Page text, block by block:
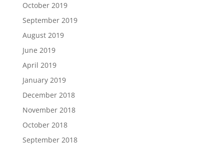
October 2019
September 2019
August 2019
June 2019
April 2019
January 2019
December 2018
November 2018
October 2018
September 2018